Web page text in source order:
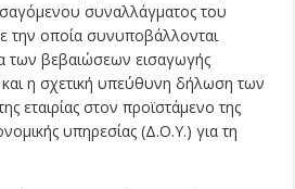
συναλλάγματος του
την οποία συνυποβάλλονται
των βεβαιώσεων εισαγωγής
η σχετική υπεύθυνη δήλωση των
εταιρίας στον προϊστάμενο της
υπηρεσίας (Δ.Ο.Υ.) για τη